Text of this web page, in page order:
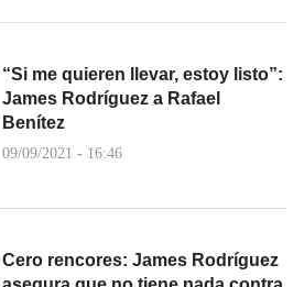
“Si me quieren llevar, estoy listo”:
James Rodríguez a Rafael
Benítez
09/09/2021 - 16:46
Cero rencores: James Rodríguez